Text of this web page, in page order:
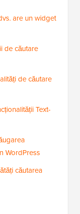
are un widget
de căutare
de căutare
Text-
WordPress
căutarea